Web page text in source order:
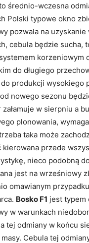
średnio-wczesna
Polski typowe okno
pozwala na
cebula będzie sucha,
korzeniowym
do długiego
produkcji wysokiego
nowego sezonu
załamuje w sierpniu a
plonowania,
taka może
kierowana przede
nieco podobną
jest na wrześniowy
omawianym
Bosko F1 jest typem
w warunkach
tej odmiany w końcu
Cebula tej